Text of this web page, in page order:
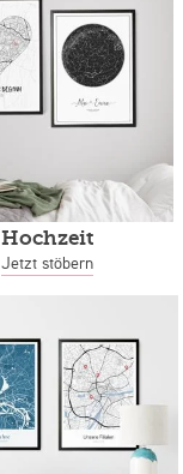
Hochzeit
Jetzt stöbern